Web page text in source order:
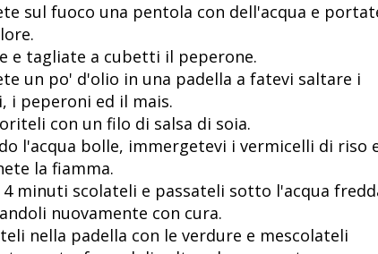
sul fuoco una pentola con dell'acqua e
e tagliate a cubetti il peperone.
un po' d'olio in una padella a fatevi saltare i
i peperoni ed il mais.
con un filo di salsa di soia.
l'acqua bolle, immergetevi i vermicelli di riso
la fiamma.
4 minuti scolateli e passateli sotto l'acqua
nuovamente con cura.
nella padella con le verdure e mescolateli